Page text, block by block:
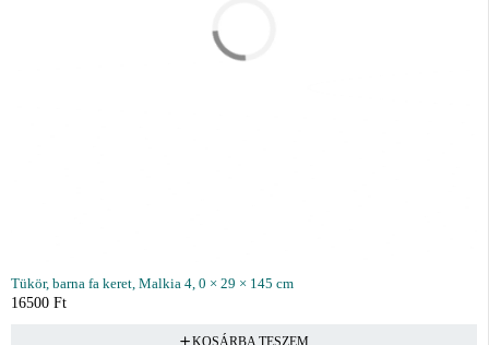
Tükör, barna fa keret, Malkia 4, 0 × 29 × 145 cm
16500 Ft